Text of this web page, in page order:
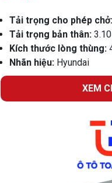
Tải trọng cho phép chở:
Tải trọng bản thân:
Kích thước lòng thùng:
Nhãn hiệu:Hyundai
XEM